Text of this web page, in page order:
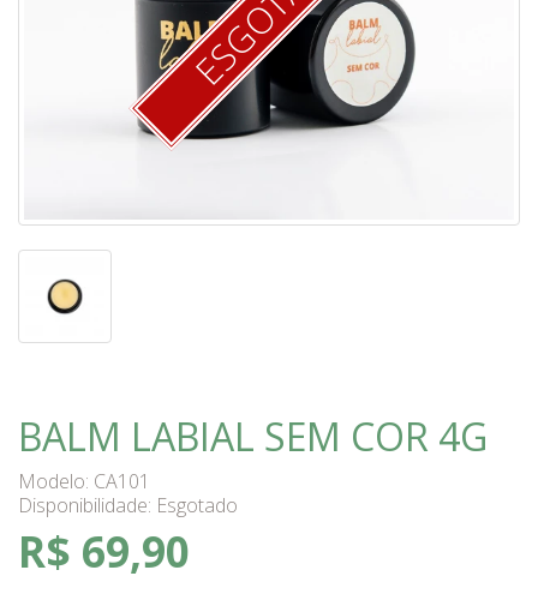
BALM LABIAL SEM COR 4G
Modelo: CA101
Disponibilidade: Esgotado
R$ 69,90